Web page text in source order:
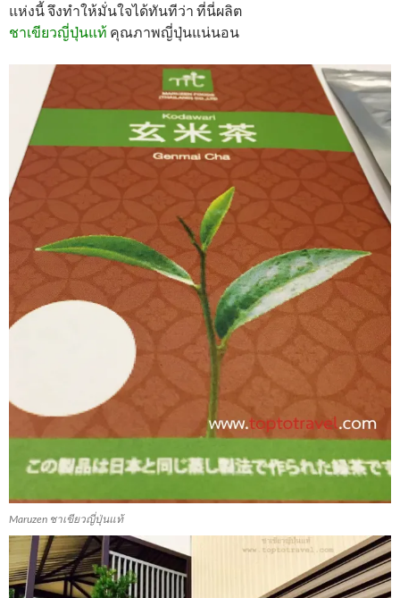
แห่งนี้ จึงทำให้มั่นใจได้ทันทีว่า ที่นี่ผลิต
ชาเขียวญี่ปุ่นแท้ คุณภาพญี่ปุ่นแน่นอน
Maruzen ชาเขียวญี่ปุ่นแท้